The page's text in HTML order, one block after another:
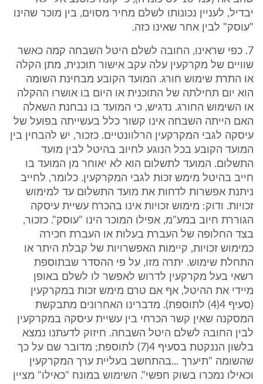
יבדיל, לעניין נכונותו לשלם מחיר מסוים, בין מוכר שהינו
"עוסק" לבין אחר שאינו כזה.
7. כפי שראינו, החובה לשלם היטל השבחה קמה כאשר
שוויים של מקרקעין עלה עקב אישור תוכנית, מתן הקלה
או התרת שימוש חורג. המועד הקובע מבחינת השומה
הוא יום תחילתה של התוכנית או היום בו אושרו ההקלה
או השימוש החורג. נדגיש, כי המועד בו נבחנת השאלה
האם הייתה השבחה אינו קשור כלל בעשייתה בפועל של
עיסקה לגבי המקרקעין הרלוונטיים. כזכור, יש להבחין בין
המועד הקובע בכל הנוגע לחיוב בהיטל לבין מועד
התשלום. המועד לתשלום הוא לא יאוחר מן המועד בו
חייב בהיטל מימש זכות לגבי המקרקעין. כלומר, לחייב
ניתנת אפשרות לדחות את מועד התשלום עד למימוש
זכויות. ודוק: מימוש זכויות אינו בהכרח עשיית עיסקה
הגוררת חיוב במע"מ, אפילו המוכר הינו "עוסק". כזכור,
בצד החלופה של העברת בעלות או העברת חכירה
כמימוש זכויות, קיימות האפשרויות של קבלת היתר או
התחלת שימוש. יתרה מזו, על פי ההסדר שבתוספת
רשאי בעל מקרקעין לדרוש לאפשר לו לשלם באופן
מיידי את ההיטל, אף אם טרם מימש זכות במקרקעין
(סעיף 4(4) לתוספת). מדברינו האחרונים מתבקשת
המסקנה שאין קשר הכרחי בין עשיית עיסקה במקרקעין
לבין החובה לשלם היטל השבחה. חיזוק לדעתנו נמצא
בלשון הננקטת בסעיף 4(7) לתוספת; מדובר שם על כך
שהשומה "תיערך ...בהתחשב בעליית ערך המקרקעין
וכאילו נמכרו בשוק חפשי". השימוש במונח "כאילו" מציין